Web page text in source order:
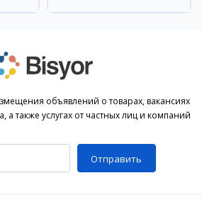
объявлений о товарах, вакансиях
а также услугах от частных лиц и компаний
Отправить